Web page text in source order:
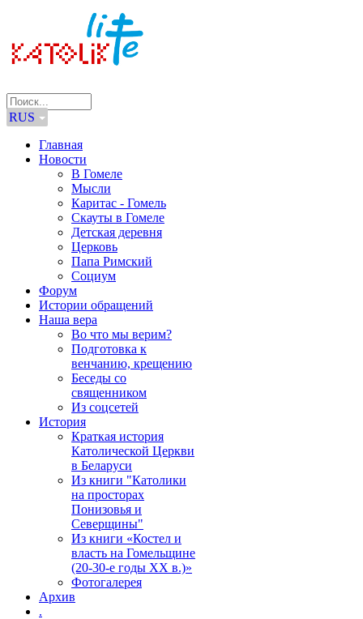
RUS
Главная
Новости
В Гомеле
Мысли
Каритас - Гомель
Скауты в Гомеле
Детская деревня
Церковь
Папа Римский
Социум
Форум
Истории обращений
Наша вера
Во что мы верим?
Подготовка к
венчанию, крещению
Беседы со
священником
Из соцсетей
История
Краткая история
Католической Церкви
в Беларуси
Из книги "Католики
на просторах
Понизовья и
Северщины"
Из книги «Костел и
власть на Гомельщине
(20-30-е годы ХХ в.)»
Фотогалерея
Архив
.